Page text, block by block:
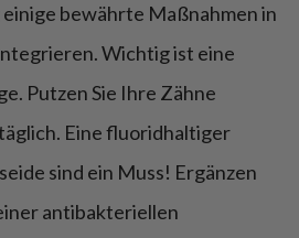
bewährte Maßnahmen in
Wichtig ist eine
Putzen Sie Ihre Zähne
Eine fluoridhaltiger
sind ein Muss! Ergänzen
antibakteriellen